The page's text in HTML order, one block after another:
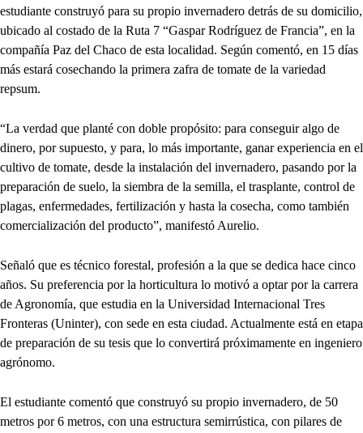
estudiante construyó para su propio invernadero detrás de su domicilio,
ubicado al costado de la Ruta 7 “Gaspar Rodríguez de Francia”, en la
compañía Paz del Chaco de esta localidad. Según comentó, en 15 días
más estará cosechando la primera zafra de tomate de la variedad
repsum.
“La verdad que planté con doble propósito: para conseguir algo de
dinero, por supuesto, y para, lo más importante, ganar experiencia en el
cultivo de tomate, desde la instalación del invernadero, pasando por la
preparación de suelo, la siembra de la semilla, el trasplante, control de
plagas, enfermedades, fertilización y hasta la cosecha, como también
comercialización del producto”, manifestó Aurelio.
Señaló que es técnico forestal, profesión a la que se dedica hace cinco
años. Su preferencia por la horticultura lo motivó a optar por la carrera
de Agronomía, que estudia en la Universidad Internacional Tres
Fronteras (Uninter), con sede en esta ciudad. Actualmente está en etapa
de preparación de su tesis que lo convertirá próximamente en ingeniero
agrónomo.
El estudiante comentó que construyó su propio invernadero, de 50
metros por 6 metros, con una estructura semirrústica, con pilares de